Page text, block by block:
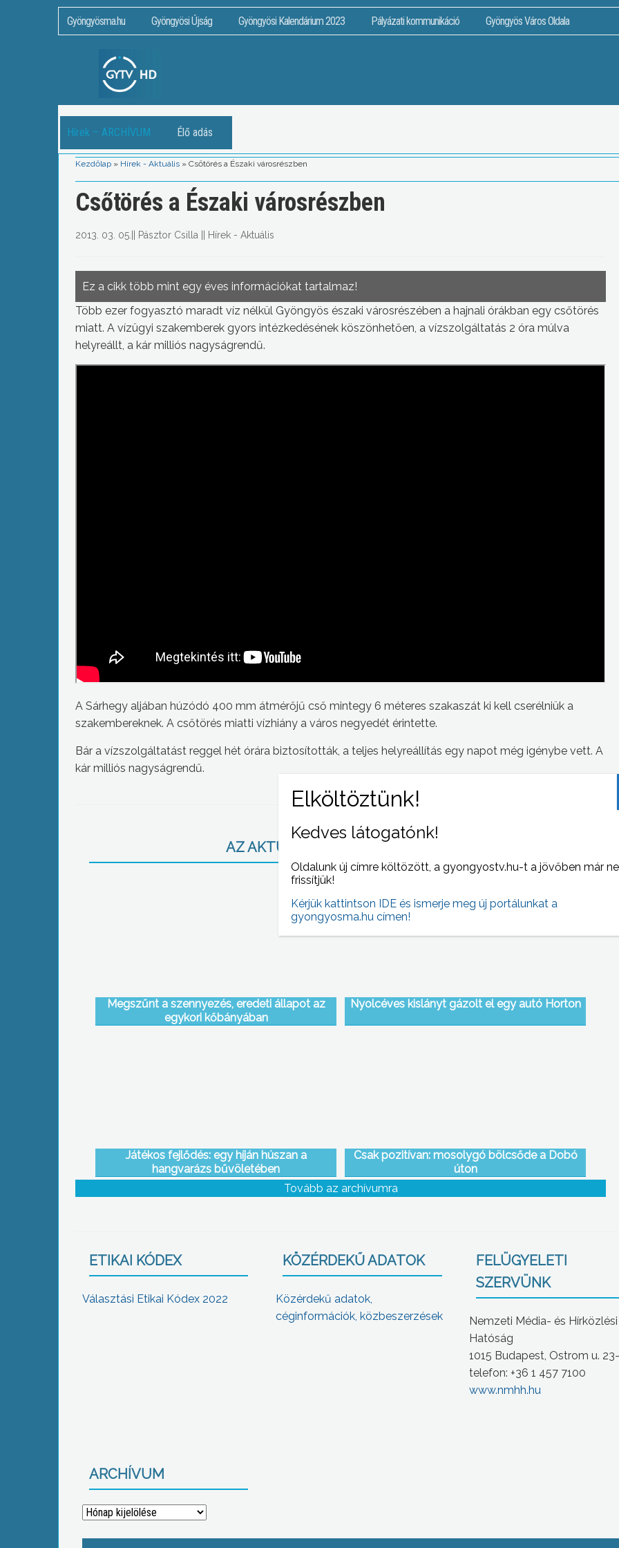
Gyöngyösma.hu Gyöngyösi Újság Gyöngyösi Kalendárium 2023 Pályázati kommunikáció Gyöngyös Város Oldala
Hírek – ARCHÍVUM Élő adás
Kezdőlap » Hírek - Aktuális » Csőtörés a Északi városrészben
Csőtörés a Északi városrészben
2013. 03. 05. Pásztor Csilla Hírek - Aktuális
Ez a cikk több mint egy éves információkat tartalmaz!
Több ezer fogyasztó maradt víz nélkül Gyöngyös északi városrészében a hajnali órákban egy csőtörés
miatt. A vízügyi szakemberek gyors intézkedésének köszönhetően, a vízszolgáltatás 2 óra múlva
helyreállt, a kár milliós nagyságrendű.
A Sárhegy aljában húzódó 400 mm átmérőjű cső mintegy 6 méteres szakaszát ki kell cserélniük a
szakembereknek. A csőtörés miatti vízhiány a város negyedét érintette.
Bár a vízszolgáltatást reggel hét órára biztosították, a teljes helyreállítás egy napot még igénybe vett. A
kár milliós nagyságrendű.
AZ AKTUÁLIS NAPI HÍREI
Megszűnt a szennyezés, eredeti állapot az
egykori kőbányában
Nyolcéves kislányt gázolt el egy autó Horton
Játékos fejlődés: egy híján húszan a
hangvarázs bűvöletében
Csak pozitívan: mosolygó bölcsőde a Dobó
úton
Tovább az archívumra
ETIKAI KÓDEX
Választási Etikai Kódex 2022
KÖZÉRDEKŰ ADATOK
Közérdekű adatok,
céginformációk, közbeszerzések
FELÜGYELETI
SZERVÜNK
Nemzeti Média- és Hírközlési
Hatóság
1015 Budapest, Ostrom u.
telefon: +36 1 457 7100
www.nmhh.hu
ARCHÍVUM
Archívum
Kedves látogatónk!
Oldalunk új címre költözött, a gyongyostv.hu-t a jövőben már
frissítjük!
Kérjük kattintson IDE és ismerje meg új portálunkat a
gyongyosma.hu címen!